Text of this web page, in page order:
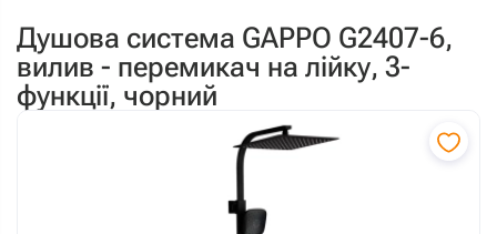
Душова система GAPPO G2407-6,
вилив - перемикач на лійку, 3-
функції, чорний